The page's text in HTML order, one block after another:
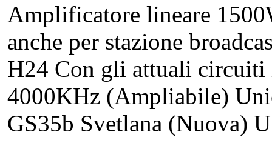
Amplificatore lineare
anche per stazione
H24 Con gli attuali circuiti
4000KHz (Ampliabile)
GS35b Svetlana (Nuova)